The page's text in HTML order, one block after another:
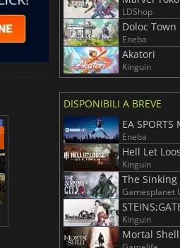
6.75
Total War WARHAMMER 3
LDShop
Doloc Town
Eneba
Akatori
Kinguin
DISPONIBILI A BREVE
EA
Eneba
Hell Let
Kinguin
The Sinking
Gamesplanet
Kinguin
Mortal